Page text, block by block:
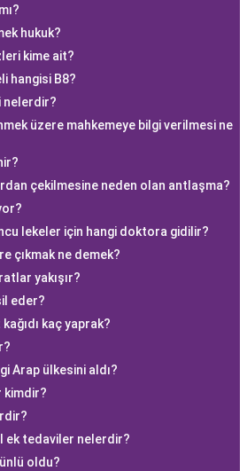
hukuk?
kime ait?
hangisi B8?
nelerdir?
üzere mahkemeye bilgi verilmesi ne
çekilmesine neden olan antlaşma?
lekeler için hangi doktora gidilir?
çıkmak ne demek?
yakışır?
eder?
kaç yaprak?
Arap ülkesini aldı?
kimdir?
ek tedaviler nelerdir?
oldu?